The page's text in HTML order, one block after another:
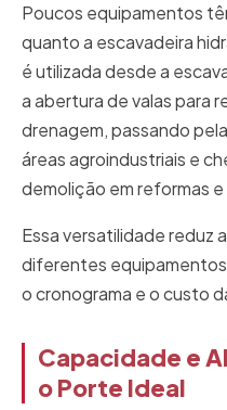
Poucos equipamentos
quanto a escavadeira
é utilizada desde a
a abertura de valas para
drenagem, passando
áreas agroindustriais e
demolição em reformas
Essa versatilidade reduz
diferentes
o cronograma e o custo
Capacidade e
o Porte Ideal